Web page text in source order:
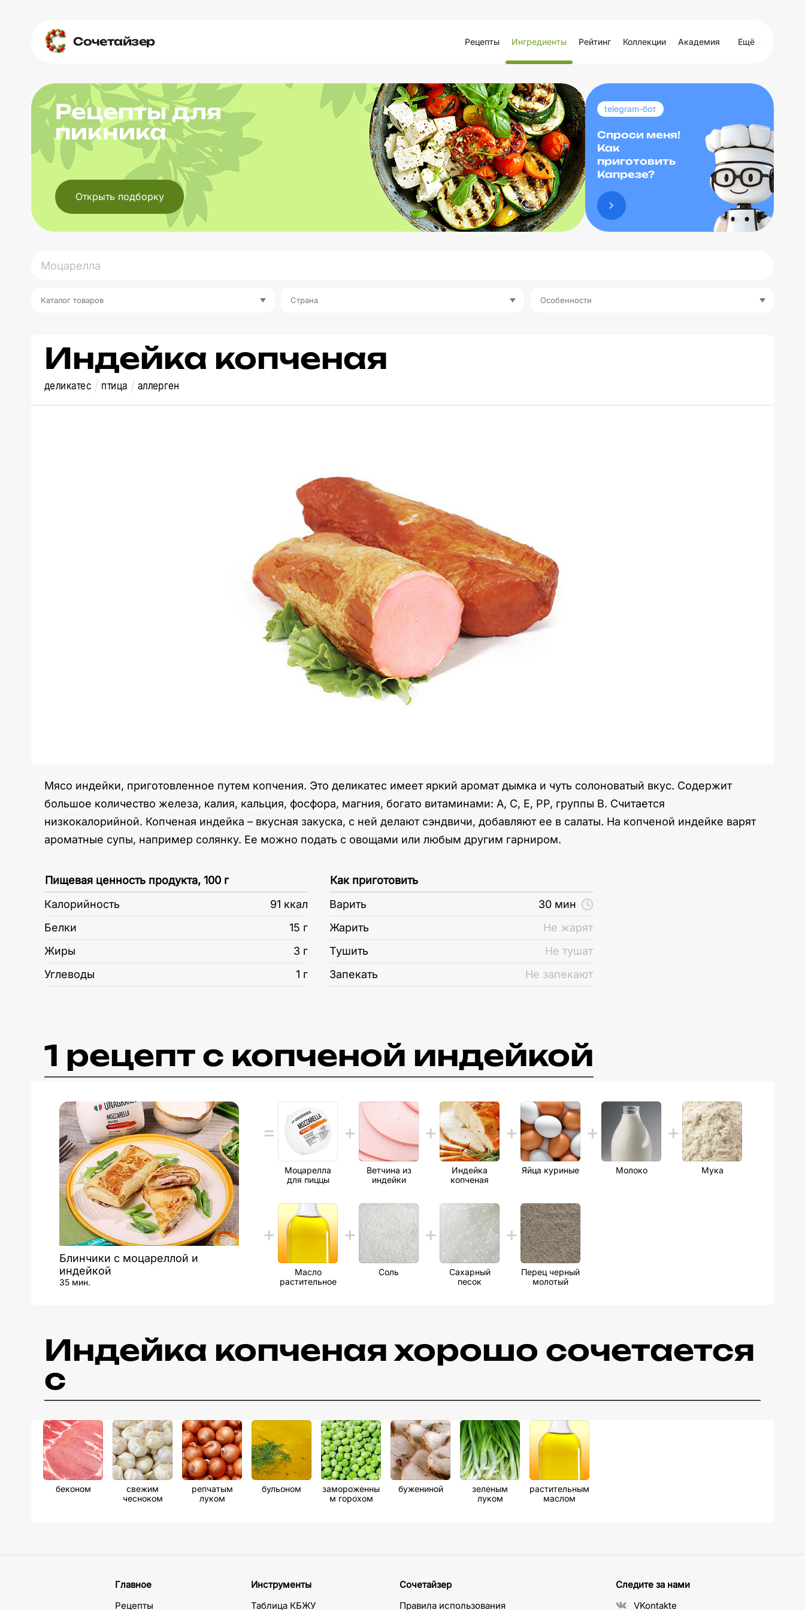
Сочетайзер Рецепты Ингредиенты Рейтинг Коллекции Академия Ещё
Рецепты для
пикника
Открыть подборку
telegram-бот
Спроси меня!
Как
приготовить
Капрезе?
Каталог товаров Страна Особенности
Индейка копченая
деликатес птица аллерген
Мясо индейки, приготовленное путем копчения. Это деликатес имеет яркий аромат дымка и чуть солоноватый вкус. Содержит
большое количество железа, калия, кальция, фосфора, магния, богато витаминами: А, С, Е, РР, группы В. Считается
низкокалорийной. Копченая индейка – вкусная закуска, с ней делают сэндвичи, добавляют ее в салаты. На копченой индейке варят
ароматные супы, например солянку. Ее можно подать с овощами или любым другим гарниром.
Пищевая ценность продукта, 100 г
Калорийность
91 ккал
Белки
15 г
Жиры
3 г
Углеводы
1 г
Как приготовить
Варить
30 мин
Жарить
Не жарят
Тушить
Не тушат
Запекать
Не запекают
1 рецепт c копченой индейкой
Блинчики с моцареллой и
индейкой
35 мин.
Моцарелла
для пиццы
Ветчина из
индейки
Индейка
копченая
Яйца куриные Молоко Мука
Масло
растительное
Соль
Сахарный
песок
Перец черный
молотый
Индейка копченая хорошо сочетается
с
беконом
свежим
чесноком
репчатым
луком
бульоном
замороженны
м горохом
бужениной
зеленым
луком
растительным
маслом
Главное
Рецепты
Инструменты
Таблица КБЖУ
Сочетайзер
Правила использования
Следите за нами
VKontakte